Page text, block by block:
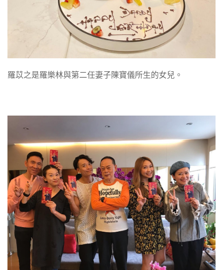
羅苡之是羅樂林與第二任妻子陳寶儀所生的女兒。